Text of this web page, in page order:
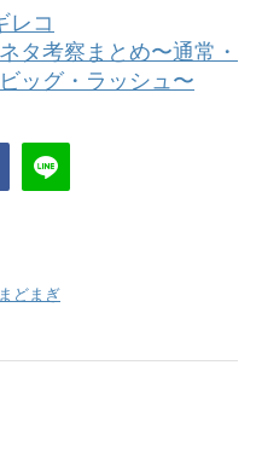
まどまぎ